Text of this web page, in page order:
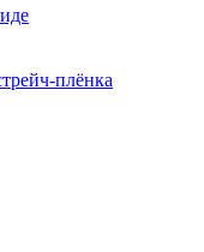
плёнка